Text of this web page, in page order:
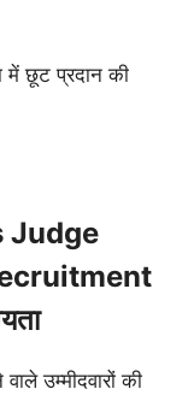
में छूट प्रदान की
Judge
उम्मीदवारों की